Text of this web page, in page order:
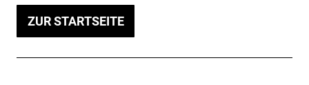
ZUR STARTSEITE